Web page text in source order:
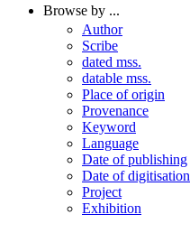
Browse by ...
Author
Scribe
dated mss.
datable mss.
Place of origin
Provenance
Keyword
Language
Date of publishing
Date of digitisation
Project
Exhibition